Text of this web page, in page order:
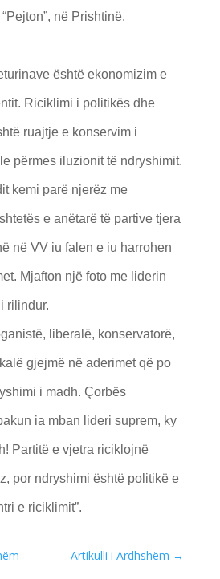
në Prishtinë.
është ekonomizim e
Riciklimi i politikës dhe
ruajtje e konservim i
përmes iluzionit të ndryshimit.
kemi parë njerëz me
e anëtarë të partive tjera
në VV iu falen e iu harrohen
Mjafton një foto me liderin
rilindur.
liberalë, konservatorë,
gjejmë në aderimet që po
i madh. Çorbës
ia mban lideri suprem, ky
Partitë e vjetra riciklojnë
por ndryshimi është politikë e
e riciklimit”.
Artikulli i Ardhshëm →